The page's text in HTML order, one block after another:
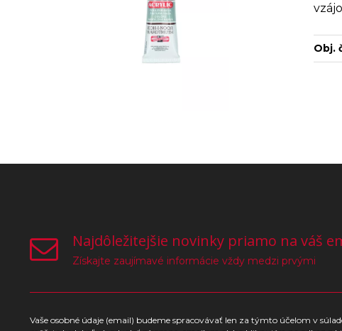
Obj.
Najdôležitejšie novinky priamo na váš
Získajte zaujímavé informácie vždy medzi prvými
Vaše osobné údaje (email) budeme spracovávať len za týmto účelom v